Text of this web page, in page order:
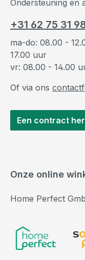
Ondersteuning en
+31 62 75 31
ma-do: 08.00 -
17.00 uur
vr: 08.00 - 14.00
Of via ons
Een contract
Onze online
Home Perfect